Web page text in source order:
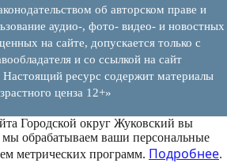
об авторском праве и
аудио-, фото- видео- и новостных
на сайте, допускается только с
и со ссылкой на сайт
Настоящий ресурс содержит материалы
ценза 12+»
Городской округ Жуковский вы
мы обрабатываем ваши персональные
метрических программ. Подробнее.